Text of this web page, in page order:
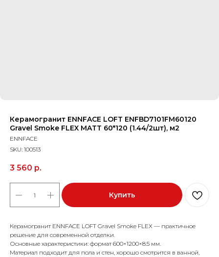
Керамогранит ENNFACE LOFT ENFBD7101FM60120
Gravel Smoke FLEX MATT 60*120 (1.44/2шт), м2
ENNFACE
SKU: 100513
3 560 р.
Купить
Керамогранит ENNFACE LOFT Gravel Smoke FLEX — практичное
решение для современной отделки.
Основные характеристики: формат 600×1200×8.5 мм.
Материал подходит для пола и стен, хорошо смотрится в ванной,